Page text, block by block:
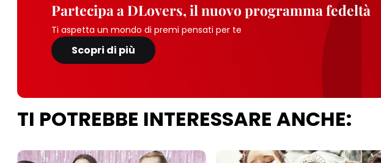
Partecipa a DLovers, il nuovo programma fedeltà
Ti aspetta un mondo di premi pensati per te
Scopri di più
TI POTREBBE INTERESSARE ANCHE: